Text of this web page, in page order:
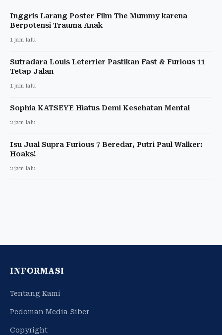
Inggris Larang Poster Film The Mummy karena
Berpotensi Trauma Anak
1 jam lalu
Sutradara Louis Leterrier Pastikan Fast & Furious 11
Tetap Jalan
1 jam lalu
Sophia KATSEYE Hiatus Demi Kesehatan Mental
2 jam lalu
Isu Jual Supra Furious 7 Beredar, Putri Paul Walker:
Hoaks!
2 jam lalu
INFORMASI
Tentang Kami
Pedoman Media Siber
Copyright